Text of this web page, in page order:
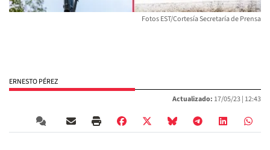
Fotos EST/Cortesía Secretaría de Prensa
ERNESTO PÉREZ
Actualizado: 17/05/23 | 12:43